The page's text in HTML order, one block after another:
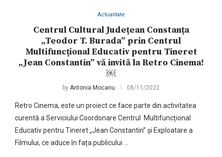
Actualitate
Centrul Cultural Județean Constanța
„Teodor T. Burada” prin Centrul
Multifuncțional Educativ pentru Tineret
„Jean Constantin” vă invită la Retro Cinema!
￼
by Antonia Mocanu 08/11/2022
Retro Cinema, este un proiect ce face parte din activitatea
curentă a Serviciului Coordonare Centrul Multifuncțional
Educativ pentru Tineret „Jean Constantin” și Exploatare a
Filmului, ce aduce în fața publicului …